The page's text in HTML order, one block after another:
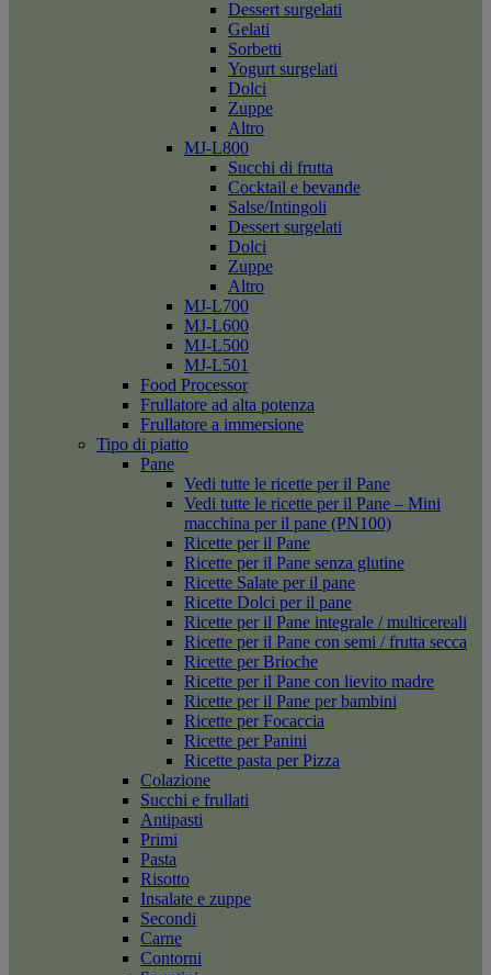
Dessert surgelati
Gelati
Sorbetti
Yogurt surgelati
Dolci
Zuppe
Altro
MJ-L800
Succhi di frutta
Cocktail e bevande
Salse/Intingoli
Dessert surgelati
Dolci
Zuppe
Altro
MJ-L700
MJ-L600
MJ-L500
MJ-L501
Food Processor
Frullatore ad alta potenza
Frullatore a immersione
Tipo di piatto
Pane
Vedi tutte le ricette per il Pane
Vedi tutte le ricette per il Pane – Mini
macchina per il pane (PN100)
Ricette per il Pane
Ricette per il Pane senza glutine
Ricette Salate per il pane
Ricette Dolci per il pane
Ricette per il Pane integrale / multicereali
Ricette per il Pane con semi / frutta secca
Ricette per Brioche
Ricette per il Pane con lievito madre
Ricette per il Pane per bambini
Ricette per Focaccia
Ricette per Panini
Ricette pasta per Pizza
Colazione
Succhi e frullati
Antipasti
Primi
Pasta
Risotto
Insalate e zuppe
Secondi
Carne
Contorni